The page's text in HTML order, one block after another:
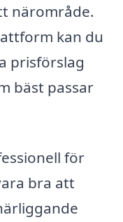
närområde.
kan du
prisförslag
bäst passar
för
bra att